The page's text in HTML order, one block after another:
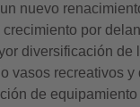
nuevo
por
diversificación de
vasos recreativos y
de equipamiento